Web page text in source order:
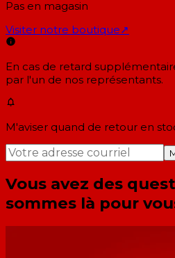
Pas en magasin
Visiter notre boutique↗
En cas de retard
par l'un de nos représentants.
M'aviser quand de retour en
Vous avez des
sommes là pour